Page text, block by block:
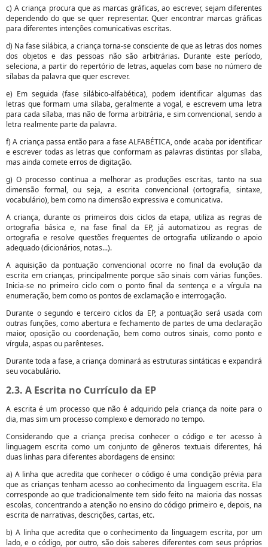
c) A criança procura que as marcas gráficas, ao escrever, sejam diferentes
dependendo do que se quer representar. Quer encontrar marcas gráficas
para diferentes intenções comunicativas escritas.
d) Na fase silábica, a criança torna-se consciente de que as letras dos nomes
dos objetos e das pessoas não são arbitrárias. Durante este período,
seleciona, a partir do repertório de letras, aquelas com base no número de
sílabas da palavra que quer escrever.
e) Em seguida (fase silábico-alfabética), podem identificar algumas das
letras que formam uma sílaba, geralmente a vogal, e escrevem uma letra
para cada sílaba, mas não de forma arbitrária, e sim convencional, sendo a
letra realmente parte da palavra.
f) A criança passa então para a fase ALFABÉTICA, onde acaba por identificar
e escrever todas as letras que conformam as palavras distintas por sílaba,
mas ainda comete erros de digitação.
g) O processo continua a melhorar as produções escritas, tanto na sua
dimensão formal, ou seja, a escrita convencional (ortografia, sintaxe,
vocabulário), bem como na dimensão expressiva e comunicativa.
A criança, durante os primeiros dois ciclos da etapa, utiliza as regras de
ortografia básica e, na fase final da EP, já automatizou as regras de
ortografia e resolve questões frequentes de ortografia utilizando o apoio
adequado (dicionários, notas...).
A aquisição da pontuação convencional ocorre no final da evolução da
escrita em crianças, principalmente porque são sinais com várias funções.
Inicia-se no primeiro ciclo com o ponto final da sentença e a vírgula na
enumeração, bem como os pontos de exclamação e interrogação.
Durante o segundo e terceiro ciclos da EP, a pontuação será usada com
outras funções, como abertura e fechamento de partes de uma declaração
maior, oposição ou coordenação, bem como outros sinais, como ponto e
vírgula, aspas ou parênteses.
Durante toda a fase, a criança dominará as estruturas sintáticas e expandirá
seu vocabulário.
2.3. A Escrita no Currículo da EP
A escrita é um processo que não é adquirido pela criança da noite para o
dia, mas sim um processo complexo e demorado no tempo.
Considerando que a criança precisa conhecer o código e ter acesso à
linguagem escrita como um conjunto de gêneros textuais diferentes, há
duas linhas para diferentes abordagens de ensino:
a) A linha que acredita que conhecer o código é uma condição prévia para
que as crianças tenham acesso ao conhecimento da linguagem escrita. Ela
corresponde ao que tradicionalmente tem sido feito na maioria das nossas
escolas, concentrando a atenção no ensino do código primeiro e, depois, na
escrita de narrativas, descrições, cartas, etc.
b) A linha que acredita que o conhecimento da linguagem escrita, por um
lado, e o código, por outro, são dois saberes diferentes com seus próprios